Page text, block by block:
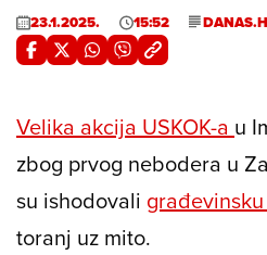
23.1.2025. 15:52
Velika akcija USKOK-a u
zbog prvog nebodera u
su ishodovali
toranj uz mito.